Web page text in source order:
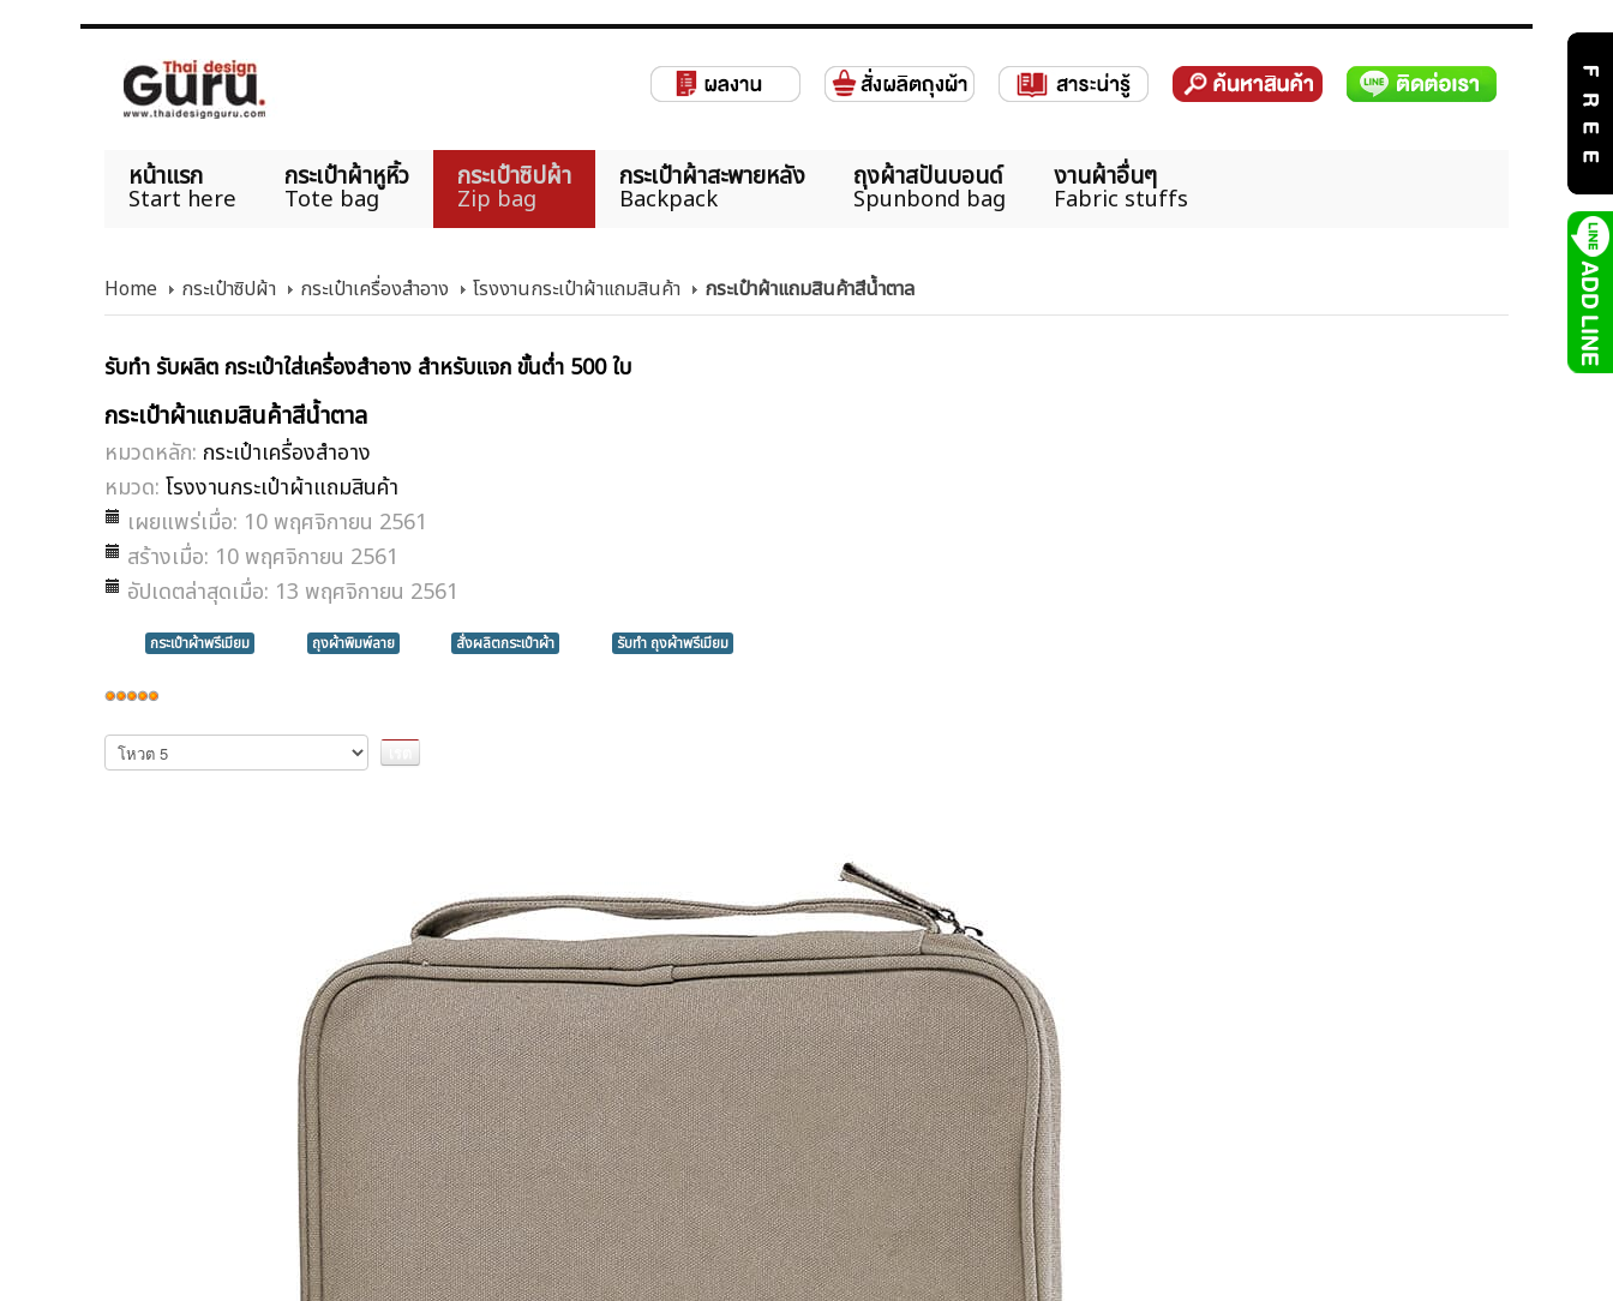
หน้าแรก
Start here
กระเป๋าผ้าหูหิ้ว
Tote bag
กระเป๋าซิปผ้า
Zip bag
กระเป๋าผ้าสะพายหลัง
Backpack
ถุงผ้าสปันบอนด์
Spunbond bag
งานผ้าอื่นๆ
Fabric stuffs
Home กระเป๋าซิปผ้า กระเป๋าเครื่องสำอาง โรงงานกระเป๋าผ้าแถมสินค้า กระเป๋าผ้าแถมสินค้าสีน้ำตาล
รับทำ รับผลิต กระเป๋าใส่เครื่องสำอาง สำหรับแจก ขั้นต่ำ 500 ใบ
กระเป๋าผ้าแถมสินค้าสีน้ำตาล
หมวดหลัก: กระเป๋าเครื่องสำอาง
หมวด: โรงงานกระเป๋าผ้าแถมสินค้า
เผยแพร่เมื่อ: 10 พฤศจิกายน 2561
สร้างเมื่อ: 10 พฤศจิกายน 2561
อัปเดตล่าสุดเมื่อ: 13 พฤศจิกายน 2561
กระเป๋าผ้าพรีเมียม ถุงผ้าพิมพ์ลาย สั่งผลิตกระเป๋าผ้า รับทำ ถุงผ้าพรีเมียม
ให้
เรต
สมาชิก:5/5
กรุณา
ให้